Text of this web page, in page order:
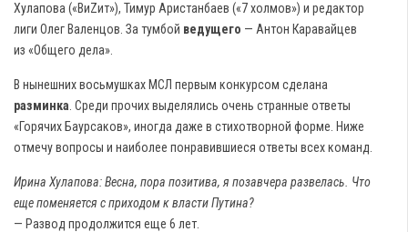
Хулапова («ВиZит»), Тимур Аристанбаев («7 холмов») и редактор
лиги Олег Валенцов. За тумбой ведущего — Антон Каравайцев
из «Общего дела».
В нынешних восьмушках МСЛ первым конкурсом сделана
разминка . Среди прочих выделялись очень странные ответы
«Горячих Баурсаков», иногда даже в стихотворной форме. Ниже
отмечу вопросы и наиболее понравившиеся ответы всех команд.
Ирина Хулапова: Весна, пора позитива, я позавчера развелась. Что
еще поменяется с приходом к власти Путина?
— Развод продолжится еще 6 лет.